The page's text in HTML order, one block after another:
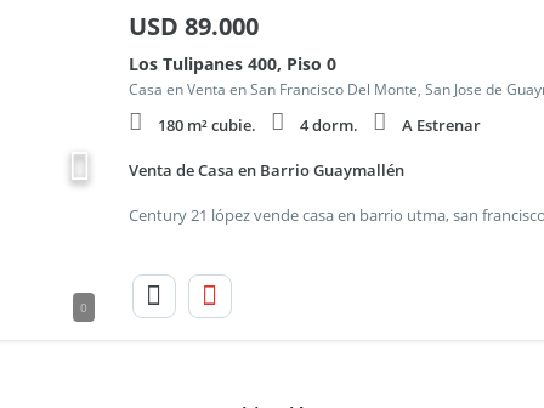
0
USD 89.000
Los Tulipanes 400, Piso 0
Casa en Venta en San Francisco Del Monte, San Jose de
180 m² cubie. 4 dorm. A Estrenar
Venta de Casa en Barrio Guaymallén